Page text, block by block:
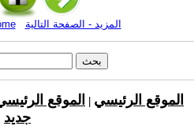
المزيد - الصفحة التالية
الموقع الرئيسي الموقع
جديد